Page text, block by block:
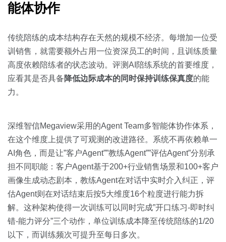
销售人员
销售管理
交易跟进
培训辅导
白皮书
销售会话智能
能体协作
传统陪练的成本结构存在天然的规模不经济。每增加一位受
训销售，就需要额外占用一位资深员工的时间，且训练质量
高度依赖陪练者的状态波动。评测AI陪练系统的首要维度，
应看其是否具备降低边际成本的同时保持训练保真度的能
力。
深维智信Megaview采用的Agent Team多智能体协作体系，
在这个维度上提供了可观测的改进路径。系统不再依赖单一
AI角色，而是让”客户Agent””教练Agent””评估Agent”分别承
担不同职能：客户Agent基于200+行业销售场景和100+客户
画像生成动态剧本，教练Agent在对话中实时介入纠正，评
估Agent则在对话结束后按5大维度16个粒度进行能力拆
解。这种架构使得一次训练可以同时完成”开口练习-即时纠
错-能力评分”三个动作，单位训练成本降至传统陪练的1/20
以下，而训练频次可提升至每日多次。